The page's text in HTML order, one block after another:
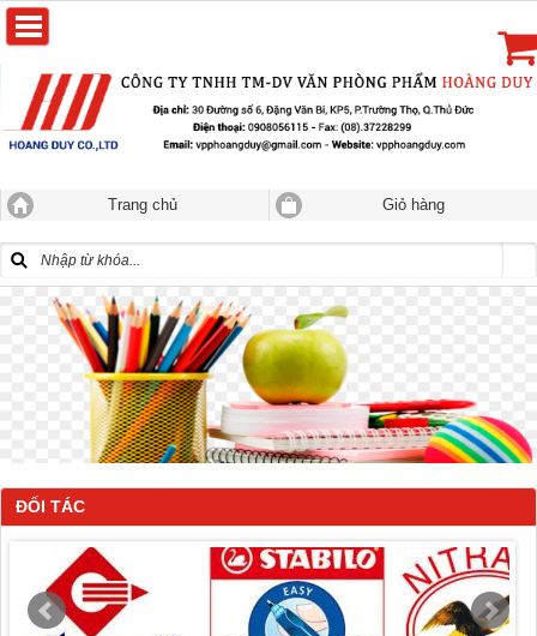
Trang chủ Giỏ hàng
ĐỐI TÁC